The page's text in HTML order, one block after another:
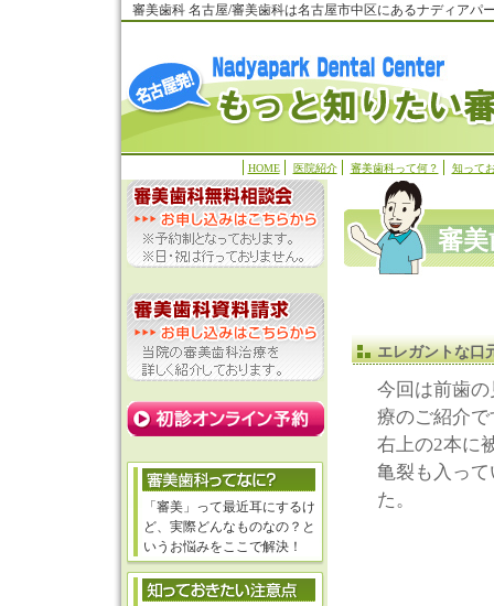
審美歯科 名古屋/審美歯科は名古屋市中区にあるナディアパ
HOME 医院紹介 審美歯科って何？ 知って
審
エレガントな口
今回は前歯
療のご紹介で
右上の2本に
亀裂も入っ
た。
「審美」って最近耳にするけ
ど、実際どんなものなの？と
いうお悩みをここで解決！